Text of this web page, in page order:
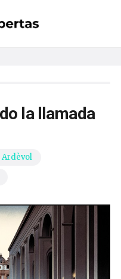
la llamada
Ardèvol